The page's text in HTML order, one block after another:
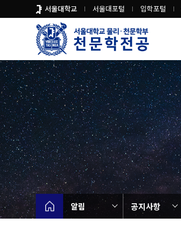
로
뉴
서울대학교 서울대포털 입학포털
알림 공지사항